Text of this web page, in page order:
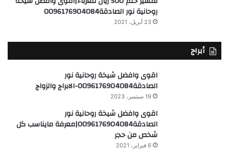
روحانية نور الصادقة0096176904084
23 أبريل، 2021
أبراج
اقوى وافضل شيخة روحانية نور
الصادقة0096176904084-الابراج والزواج
19 سبتمبر، 2023
اقوى وافضل شيخة روحانية نور
الصادقة0096176904084|معرفة مايناسب كل
شخص من حجر
6 فبراير، 2021